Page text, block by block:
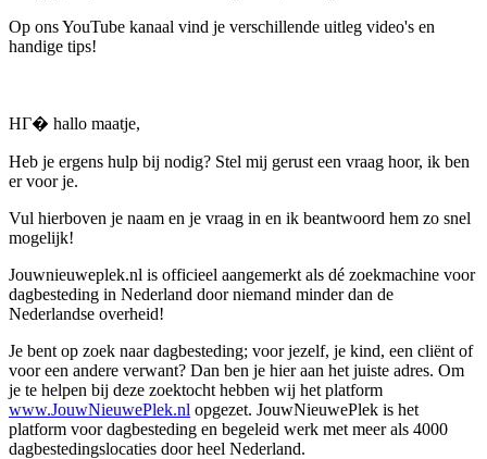
Op ons YouTube kanaal vind je verschillende uitleg video's en
handige tips!
HГ� hallo maatje,
Heb je ergens hulp bij nodig? Stel mij gerust een vraag hoor, ik ben
er voor je.
Vul hierboven je naam en je vraag in en ik beantwoord hem zo snel
mogelijk!
Jouwnieuweplek.nl is officieel aangemerkt als dé zoekmachine voor
dagbesteding in Nederland door niemand minder dan de
Nederlandse overheid!
Je bent op zoek naar dagbesteding; voor jezelf, je kind, een cliënt of
voor een andere verwant? Dan ben je hier aan het juiste adres. Om
je te helpen bij deze zoektocht hebben wij het platform
www.JouwNieuwePlek.nl opgezet. JouwNieuwePlek is het
platform voor dagbesteding en begeleid werk met meer als 4000
dagbestedingslocaties door heel Nederland.